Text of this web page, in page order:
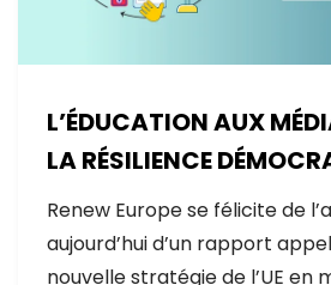
L’ÉDUCATION AUX
LA RÉSILIENCE
L’EUROPE
Renew Europe se félicite de
aujourd’hui d’un rapport
nouvelle stratégie de l’UE en